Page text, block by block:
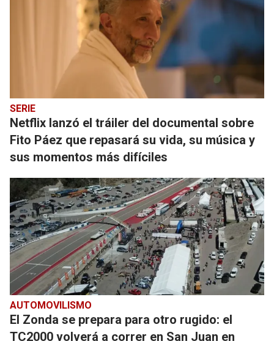
SERIE
Netflix lanzó el tráiler del documental sobre
Fito Páez que repasará su vida, su música y
sus momentos más difíciles
AUTOMOVILISMO
El Zonda se prepara para otro rugido: el
TC2000 volverá a correr en San Juan en